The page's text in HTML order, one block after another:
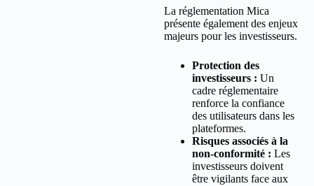
La réglementation Mica
présente également des enjeux
majeurs pour les investisseurs.
Protection des
investisseurs : Un
cadre réglementaire
renforce la confiance
des utilisateurs dans les
plateformes.
Risques associés à la
non-conformité : Les
investisseurs doivent
être vigilants face aux